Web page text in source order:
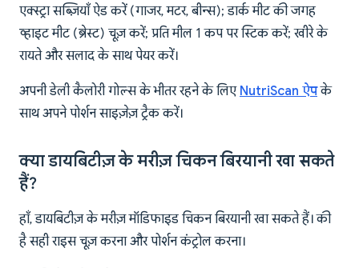
एक्स्ट्रा सब्ज़ियाँ ऐड करें (गाजर, मटर, बीन्स); डार्क मीट की जगह
व्हाइट मीट (ब्रेस्ट) चूज़ करें; प्रति मील 1 कप पर स्टिक करें; खीरे के
रायते और सलाद के साथ पेयर करें।
अपनी डेली कैलोरी गोल्स के भीतर रहने के लिए NutriScan ऐपके
साथ अपने पोर्शन साइज़ेज़ ट्रैक करें।
क्या डायबिटीज़ के मरीज़ चिकन बिरयानी खा सकते
हैं?
हाँ, डायबिटीज़ के मरीज़ मॉडिफाइड चिकन बिरयानी खा सकते हैं। की
है सही राइस चूज़ करना और पोर्शन कंट्रोल करना।